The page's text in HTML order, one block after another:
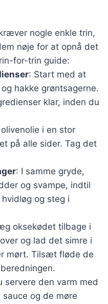
nogle enkle trin,
nøje for at opnå det
for-trin guide:
: Start med at
hakke grøntsagerne.
klar, inden du
i en stor
på alle sider. Tag det
: I samme gryde,
og svampe, indtil
og steg i
oksekødet tilbage i
og lad det simre i
mørt. Tilsæt fløde de
den varm med
og de møre